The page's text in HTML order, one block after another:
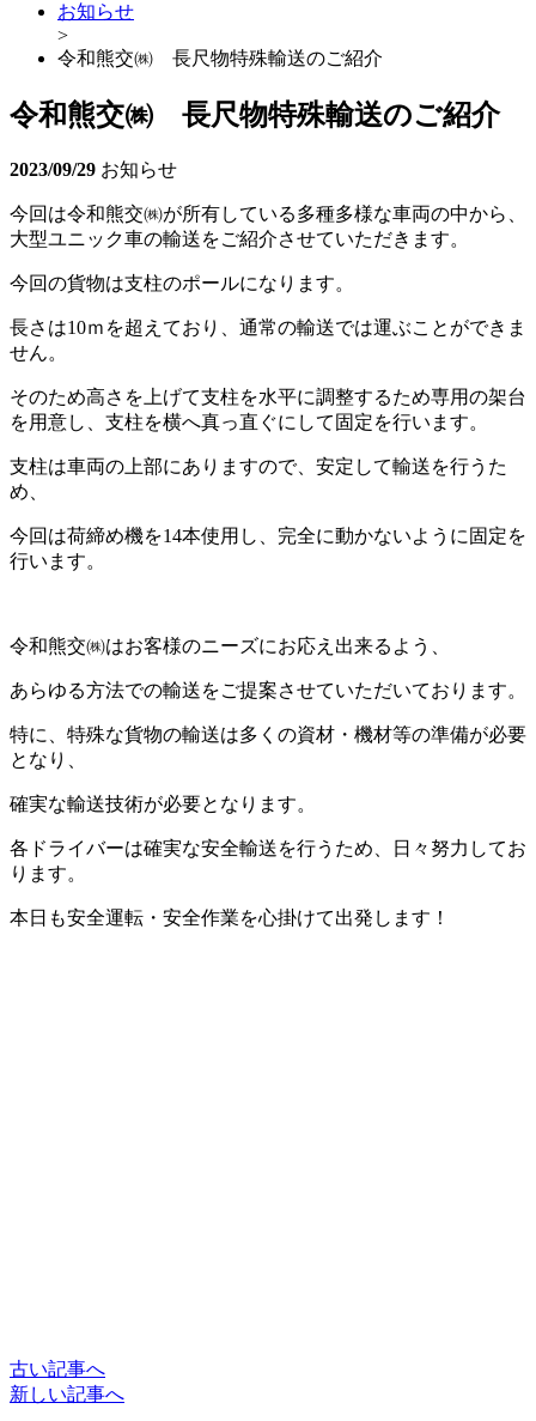
お知らせ
>
令和熊交㈱ 長尺物特殊輸送のご紹介
令和熊交㈱ 長尺物特殊輸送のご紹介
2023/09/29 お知らせ
今回は令和熊交㈱が所有している多種多様な車両の中から、
大型ユニック車の輸送をご紹介させていただきます。
今回の貨物は支柱のポールになります。
長さは10ｍを超えており、通常の輸送では運ぶことができま
せん。
そのため高さを上げて支柱を水平に調整するため専用の架台
を用意し、支柱を横へ真っ直ぐにして固定を行います。
支柱は車両の上部にありますので、安定して輸送を行うた
め、
今回は荷締め機を14本使用し、完全に動かないように固定を
行います。
令和熊交㈱はお客様のニーズにお応え出来るよう、
あらゆる方法での輸送をご提案させていただいております。
特に、特殊な貨物の輸送は多くの資材・機材等の準備が必要
となり、
確実な輸送技術が必要となります。
各ドライバーは確実な安全輸送を行うため、日々努力してお
ります。
本日も安全運転・安全作業を心掛けて出発します！
古い記事へ
新しい記事へ